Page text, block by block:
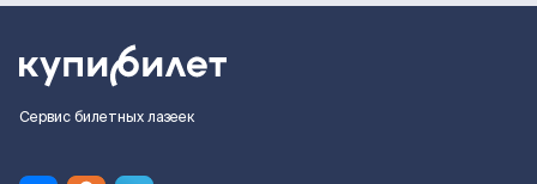
Сервис билетных лазеек